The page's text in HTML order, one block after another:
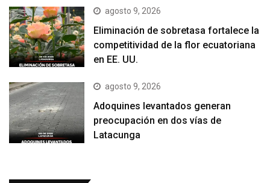
agosto 9, 2026
Eliminación de sobretasa fortalece la
competitividad de la flor ecuatoriana
en EE. UU.
agosto 9, 2026
Adoquines levantados generan
preocupación en dos vías de
Latacunga